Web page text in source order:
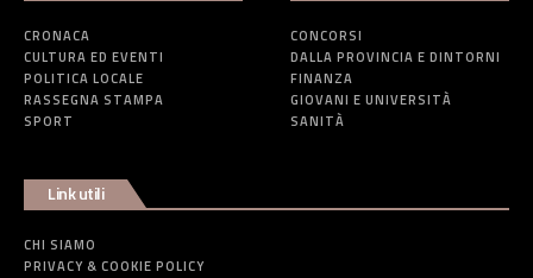
CRONACA
CULTURA ED EVENTI
POLITICA LOCALE
RASSEGNA STAMPA
SPORT
CONCORSI
DALLA PROVINCIA E DINTORNI
FINANZA
GIOVANI E UNIVERSITÀ
SANITÀ
Link utili
CHI SIAMO
PRIVACY & COOKIE POLICY